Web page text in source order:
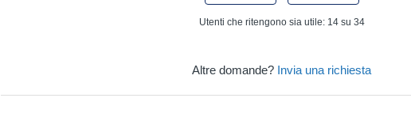
Utenti che ritengono sia utile: 14 su 34
Altre domande? Invia una richiesta